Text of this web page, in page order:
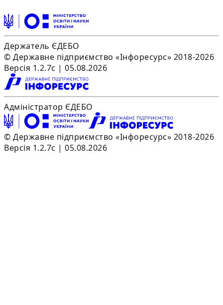
Держатель ЄДЕБО
© Державне підприємство «Інфоресурс» 2018-2026
Версія 1.2.7c | 05.08.2026
Адміністратор ЄДЕБО
© Державне підприємство «Інфоресурс» 2018-2026
Версія 1.2.7c | 05.08.2026